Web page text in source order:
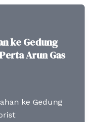
ke Gedung
Arun Gas
ke Gedung